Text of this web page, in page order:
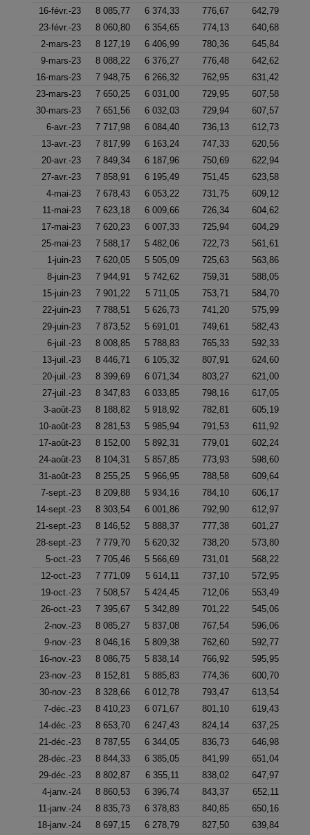
16-févr.-23
8 085,77 6 374,33 776,67
642,79
23-févr.-23
8 060,80 6 354,65 774,13
640,68
2-mars-23
8 127,19 6 406,99 780,36
645,84
9-mars-23
8 088,22 6 376,27 776,48
642,62
16-mars-23
7 948,75 6 266,32 762,95
631,42
23-mars-23
7 650,25 6 031,00 729,95
607,58
30-mars-23
7 651,56 6 032,03 729,94
607,57
6-avr.-23
7 717,98 6 084,40 736,13
612,73
13-avr.-23
7 817,99 6 163,24 747,33
620,56
20-avr.-23
7 849,34 6 187,96 750,69
622,94
27-avr.-23
7 858,91 6 195,49 751,45
623,58
4-mai-23
7 678,43 6 053,22 731,75
609,12
11-mai-23
7 623,18 6 009,66 726,34
604,62
17-mai-23
7 620,23 6 007,33 725,94
604,29
25-mai-23
7 588,17 5 482,06 722,73
561,61
1-juin-23
7 620,05 5 505,09 725,63
563,86
8-juin-23
7 944,91 5 742,62 759,31
588,05
15-juin-23
7 901,22 5 711,05 753,71
584,70
22-juin-23
7 788,51 5 626,73 741,20
575,99
29-juin-23
7 873,52 5 691,01 749,61
582,43
6-juil.-23
8 008,85 5 788,83 765,33
592,33
13-juil.-23
8 446,71 6 105,32 807,91
624,60
20-juil.-23
8 399,69 6 071,34 803,27
621,00
27-juil.-23
8 347,83 6 033,85 798,16
617,05
3-août-23
8 188,82 5 918,92 782,81
605,19
10-août-23
8 281,53 5 985,94 791,53
611,92
17-août-23
8 152,00 5 892,31 779,01
602,24
24-août-23
8 104,31 5 857,85 773,93
598,60
31-août-23
8 255,25 5 966,95 788,58
609,64
7-sept.-23
8 209,88 5 934,16 784,10
606,17
14-sept.-23
8 303,54 6 001,86 792,90
612,97
21-sept.-23
8 146,52 5 888,37 777,38
601,27
28-sept.-23
7 779,70 5 620,32 738,20
573,80
5-oct.-23
7 705,46 5 566,69 731,01
568,22
12-oct.-23
7 771,09 5 614,11 737,10
572,95
19-oct.-23
7 508,57 5 424,45 712,06
553,49
26-oct.-23
7 395,67 5 342,89 701,22
545,06
2-nov.-23
8 085,27 5 837,08 767,54
596,06
9-nov.-23
8 046,16 5 809,38 762,60
592,77
16-nov.-23
8 086,75 5 838,14 766,92
595,95
23-nov.-23
8 152,81 5 885,83 774,36
600,70
30-nov.-23
8 328,66 6 012,78 793,47
613,54
7-déc.-23
8 410,23 6 071,67 801,10
619,43
14-déc.-23
8 653,70 6 247,43 824,14
637,25
21-déc.-23
8 787,55 6 344,05 836,73
646,98
28-déc.-23
8 844,33 6 385,05 841,99
651,04
29-déc.-23
8 802,87 6 355,11 838,02
647,97
4-janv.-24
8 860,53 6 396,74 843,37
652,11
11-janv.-24
8 835,73 6 378,83 840,85
650,16
18-janv.-24
8 697,15 6 278,79 827,50
639,84